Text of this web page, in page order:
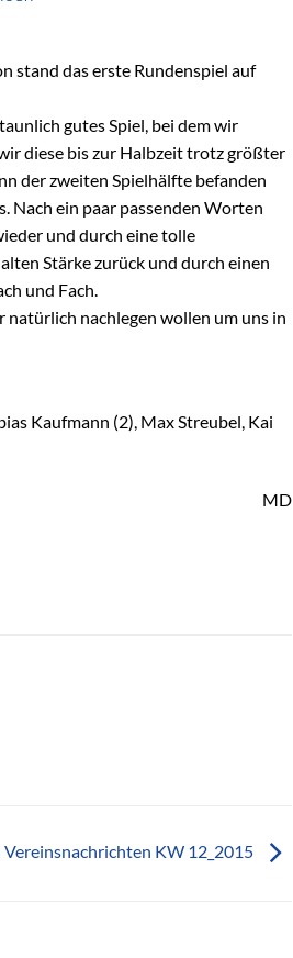
stand das erste Rundenspiel auf
gutes Spiel, bei dem wir
diese bis zur Halbzeit trotz größter
der zweiten Spielhälfte befanden
Nach ein paar passenden Worten
und durch eine tolle
Stärke zurück und durch einen
und Fach.
natürlich nachlegen wollen um uns in
Kaufmann (2), Max Streubel, Kai
MD
KW 12_2015